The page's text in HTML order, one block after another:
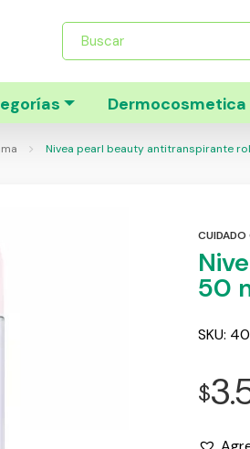
Búsqueda
productos
Dermocosmetica
Nivea pearl beauty antitranspirante
50
SKU:
$